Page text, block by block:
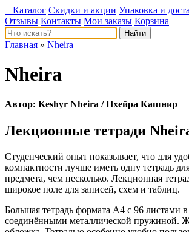
≡ Каталог Скидки и акции Упаковка и
Отзывы Контакты Мои заказы Корзина
Главная » Nheira
Nheira
Автор: Keshyr Nheira / Нхейра Кашнир
Лекционные тетради
Студенческий опыт показывает, что для
компактности лучше иметь одну тетрадь
предмета, чем несколько. Лекционная
широкое поле для записей, схем и таблиц.
Большая тетрадь формата А4 с 96 листами в
соединёнными металлической пружиной.